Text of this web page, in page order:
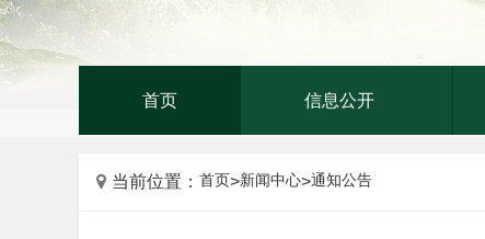
首页 信息公开
当前位置： 首页>新闻中心>通知公告